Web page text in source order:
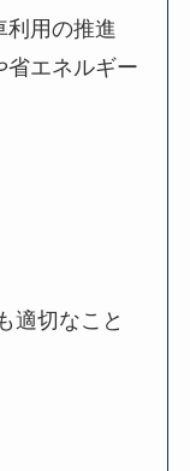
利用の推進
省エネルギー
切なこと